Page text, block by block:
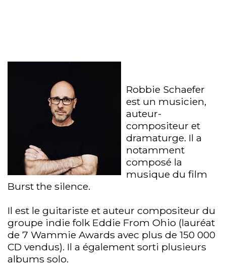
Robbie Schaefer
est un musicien,
auteur-
compositeur et
dramaturge. Il a
notamment
composé la
musique du film
Burst the silence.
Il est le guitariste et auteur compositeur du
groupe indie folk Eddie From Ohio (lauréat
de 7 Wammie Awards avec plus de 150 000
CD vendus). Il a également sorti plusieurs
albums solo.